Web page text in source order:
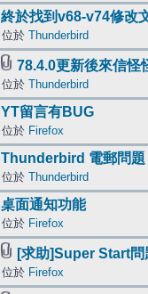
終於找到v68-v74修改
位於 Thunderbird
78.4.0更新後來信怪
位於 Thunderbird
YT留言有BUG
位於 Firefox
Thunderbird 電郵問題
位於 Thunderbird
桌面通知功能
位於 Firefox
[求助]Super Start問
位於 Firefox